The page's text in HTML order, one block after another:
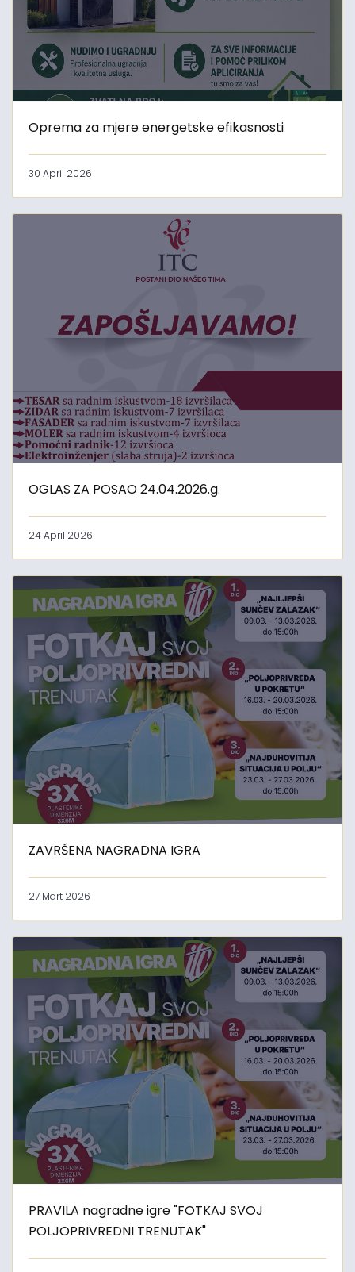
Oprema za mjere energetske efikasnosti
30 April 2026
OGLAS ZA POSAO 24.04.2026.g.
24 April 2026
ZAVRŠENA NAGRADNA IGRA
27 Mart 2026
PRAVILA nagradne igre "FOTKAJ SVOJ
POLJOPRIVREDNI TRENUTAK"